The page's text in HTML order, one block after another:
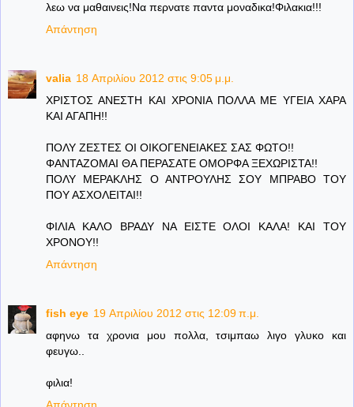
λεω να μαθαινεις!Να περνατε παντα μοναδικα!Φιλακια!!!
Απάντηση
valia 18 Απριλίου 2012 στις 9:05 μ.μ.
ΧΡΙΣΤΟΣ ΑΝΕΣΤΗ ΚΑΙ ΧΡΟΝΙΑ ΠΟΛΛΑ ΜΕ ΥΓΕΙΑ ΧΑΡΑ
ΚΑΙ ΑΓΑΠΗ!!
ΠΟΛΥ ΖΕΣΤΕΣ ΟΙ ΟΙΚΟΓΕΝΕΙΑΚΕΣ ΣΑΣ ΦΩΤΟ!!
ΦΑΝΤΑΖΟΜΑΙ ΘΑ ΠΕΡΑΣΑΤΕ ΟΜΟΡΦΑ ΞΕΧΩΡΙΣΤΑ!!
ΠΟΛΥ ΜΕΡΑΚΛΗΣ Ο ΑΝΤΡΟΥΛΗΣ ΣΟΥ ΜΠΡΑΒΟ ΤΟΥ
ΠΟΥ ΑΣΧΟΛΕΙΤΑΙ!!
ΦΙΛΙΑ ΚΑΛΟ ΒΡΑΔΥ ΝΑ ΕΙΣΤΕ ΟΛΟΙ ΚΑΛΑ! ΚΑΙ ΤΟΥ
ΧΡΟΝΟΥ!!
Απάντηση
fish eye 19 Απριλίου 2012 στις 12:09 π.μ.
αφηνω τα χρονια μου πολλα, τσιμπαω λιγο γλυκο και
φευγω..
φιλια!